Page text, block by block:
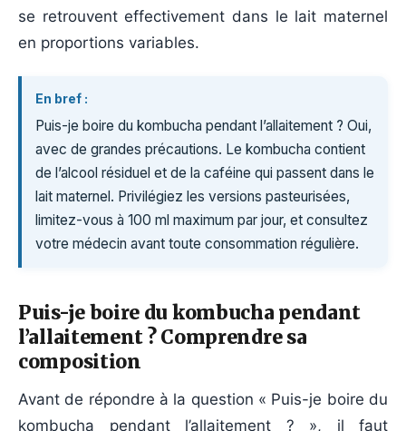
se retrouvent effectivement dans le lait maternel
en proportions variables.
En bref :
Puis-je boire du kombucha pendant l’allaitement ? Oui,
avec de grandes précautions. Le kombucha contient
de l’alcool résiduel et de la caféine qui passent dans le
lait maternel. Privilégiez les versions pasteurisées,
limitez-vous à 100 ml maximum par jour, et consultez
votre médecin avant toute consommation régulière.
Puis-je boire du kombucha pendant
l’allaitement ? Comprendre sa
composition
Avant de répondre à la question « Puis-je boire du
kombucha pendant l’allaitement ? », il faut